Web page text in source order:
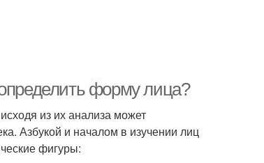
форму лица?
из их анализа может
Азбукой и началом в изучении лиц
фигуры: